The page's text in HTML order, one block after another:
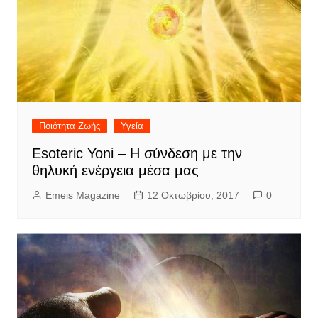
Ποιότητα Ζωής Υγεία
Esoteric Yoni – Η σύνδεση με την
θηλυκή ενέργεια μέσα μας
Emeis Magazine 12 Οκτωβρίου, 2017 0